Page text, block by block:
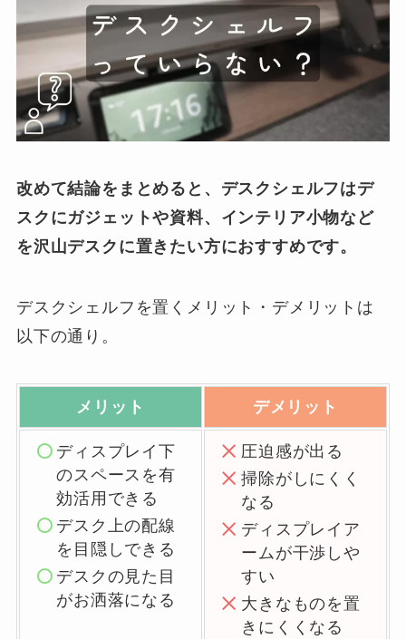
改めて結論をまとめると、デスクシェルフはデ
スクにガジェットや資料、インテリア小物など
を沢山デスクに置きたい方におすすめです。
デスクシェルフを置くメリット・デメリットは
以下の通り。
メリット デメリット
ディスプレイ下
のスペースを有
効活用できる
デスク上の配線
を目隠しできる
デスクの見た目
がお洒落になる
圧迫感が出る
掃除がしにくく
なる
ディスプレイア
ームが干渉しや
すい
大きなものを置
きにくくなる